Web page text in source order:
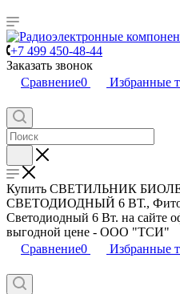
+7 499 450-48-44
Заказать звонок
Сравнение0 Избранные
Купить СВЕТИЛЬНИК
CВЕТОДИОДНЫЙ 6 ВТ.,
Cветодиодный 6 Вт. на сайте
выгодной цене - ООО "ТСИ"
Сравнение0 Избранные